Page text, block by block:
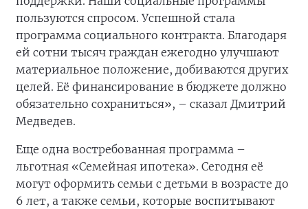
пользуются спросом. Успешной стала
программа социального контракта. Благодаря
ей сотни тысяч граждан ежегодно улучшают
материальное положение, добиваются других
целей. Её финансирование в бюджете должно
обязательно сохраниться», – сказал Дмитрий
Медведев.
Еще одна востребованная программа –
льготная «Семейная ипотека». Сегодня её
могут оформить семьи с детьми в возрасте до
6 лет, а также семьи, которые воспитывают